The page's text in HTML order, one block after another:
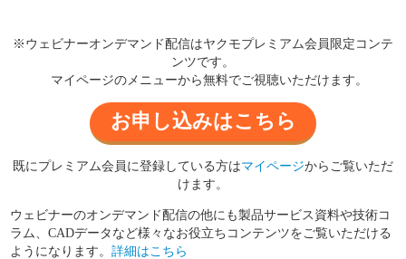
※ウェビナーオンデマンド配信はヤクモプレミアム会員限定コンテ
ンツです。
マイページのメニューから無料でご視聴いただけます。
お申し込みはこちら
既にプレミアム会員に登録している方はマイページからご覧いただ
けます。
ウェビナーのオンデマンド配信の他にも製品サービス資料や技術コ
ラム、CADデータなど様々なお役立ちコンテンツをご覧いただける
ようになります。詳細はこちら